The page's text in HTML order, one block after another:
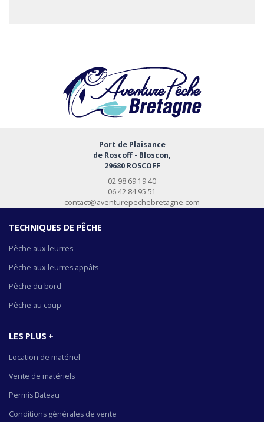
Port de Plaisance
de Roscoff - Bloscon,
29680 ROSCOFF
02 98 69 19 40
06 42 84 95 51
contact@aventurepechebretagne.com
TECHNIQUES DE PÊCHE
Pêche aux leurres
Pêche aux leurres appâts
Pêche du bord
Pêche au coup
LES PLUS +
Location de matériel
Vente de matériels
Permis Bateau
Conditions générales de vente